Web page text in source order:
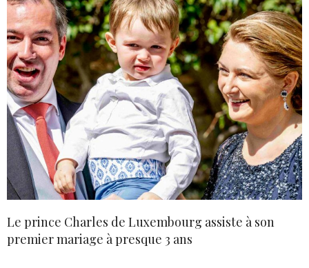
Le prince Charles de Luxembourg assiste à son
premier mariage à presque 3 ans